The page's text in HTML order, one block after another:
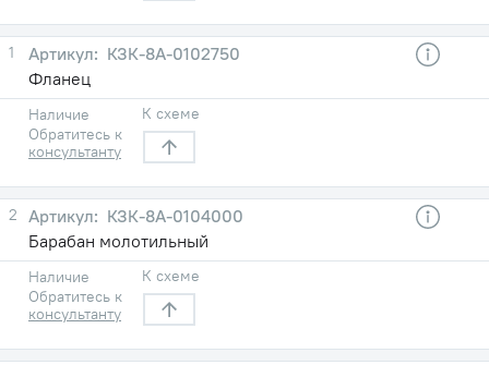
1
КЗК-8А-0102750
Фланец
Наличие
Обратитесь к
консультанту
К схеме
2
КЗК-8А-0104000
Барабан молотильный
Наличие
Обратитесь к
консультанту
К схеме